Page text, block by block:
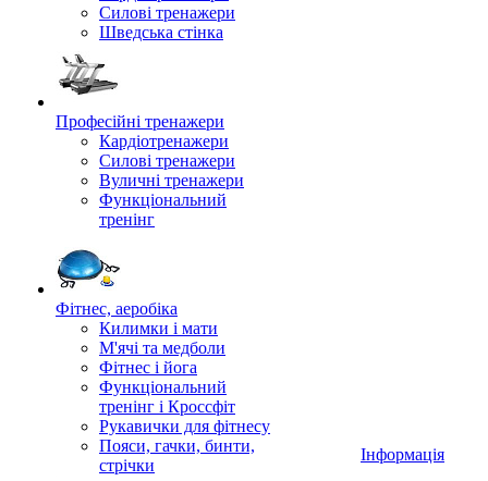
Силові тренажери
Шведська стінка
Професійні тренажери
Кардіотренажери
Силові тренажери
Вуличні тренажери
Функціональний
тренінг
Фітнес, аеробіка
Килимки і мати
М'ячі та медболи
Фітнес і йога
Функціональний
тренінг і Кроссфіт
Рукавички для фітнесу
Пояси, гачки, бинти,
стрічки
Інформація